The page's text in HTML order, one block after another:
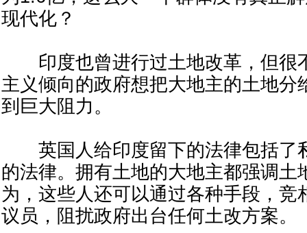
现代化？
印度也曾进行过土地改革，但很
主义倾向的政府想把大地主的土地分
到巨大阻力。
英国人给印度留下的法律包括了
的法律。拥有土地的大地主都强调土
为，这些人还可以通过各种手段，竞
议员，阻扰政府出台任何土改方案。